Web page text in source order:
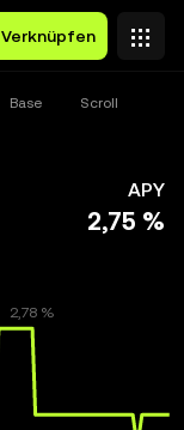
Verknüpfen
Base Scroll
APY
2,75 %